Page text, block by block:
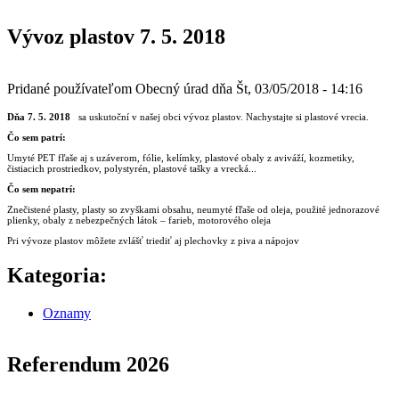
Vývoz plastov 7. 5. 2018
Pridané používateľom Obecný úrad dňa Št, 03/05/2018 - 14:16
Dňa 7. 5. 2018
sa uskutoční v našej obci vývoz plastov. Nachystajte si plastové vrecia.
Čo sem patrí:
Umyté PET fľaše aj s uzáverom, fólie, kelímky, plastové obaly z aviváží, kozmetiky,
čistiacich prostriedkov, polystyrén, plastové tašky a vrecká...
Čo sem nepatrí:
Znečistené plasty, plasty so zvyškami obsahu, neumyté fľaše od oleja, použité jednorazové
plienky, obaly z nebezpečných látok – farieb, motorového oleja
Pri vývoze plastov môžete zvlášť triediť aj plechovky z piva a nápojov
Kategoria:
Oznamy
Referendum 2026